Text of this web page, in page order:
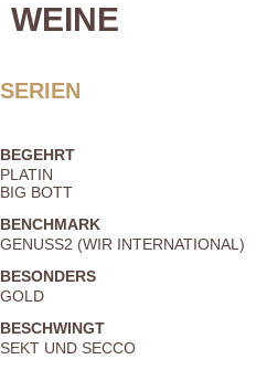
WEINE
SERIEN
BEGEHRT
PLATIN
BIG BOTT
BENCHMARK
GENUSS2 (WIR INTERNATIONAL)
BESONDERS
GOLD
BESCHWINGT
SEKT UND SECCO